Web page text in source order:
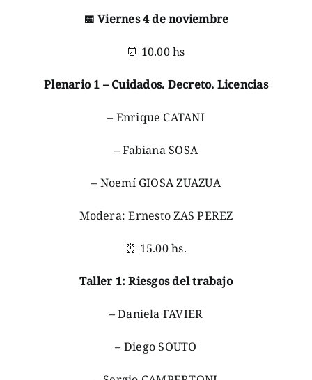
📅 Viernes 4 de noviembre
⏰ 10.00 hs
Plenario 1 – Cuidados. Decreto. Licencias
– Enrique CATANI
– Fabiana SOSA
– Noemí GIOSA ZUAZUA
Modera: Ernesto ZAS PEREZ
⏰ 15.00 hs.
Taller 1: Riesgos del trabajo
– Daniela FAVIER
– Diego SOUTO